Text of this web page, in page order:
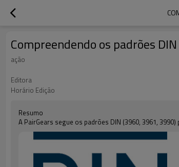
Compreendendo os padrões
ação
Editora
Horário Edição
Resumo
A PairGears segue os padrões DIN (3960, 3961,